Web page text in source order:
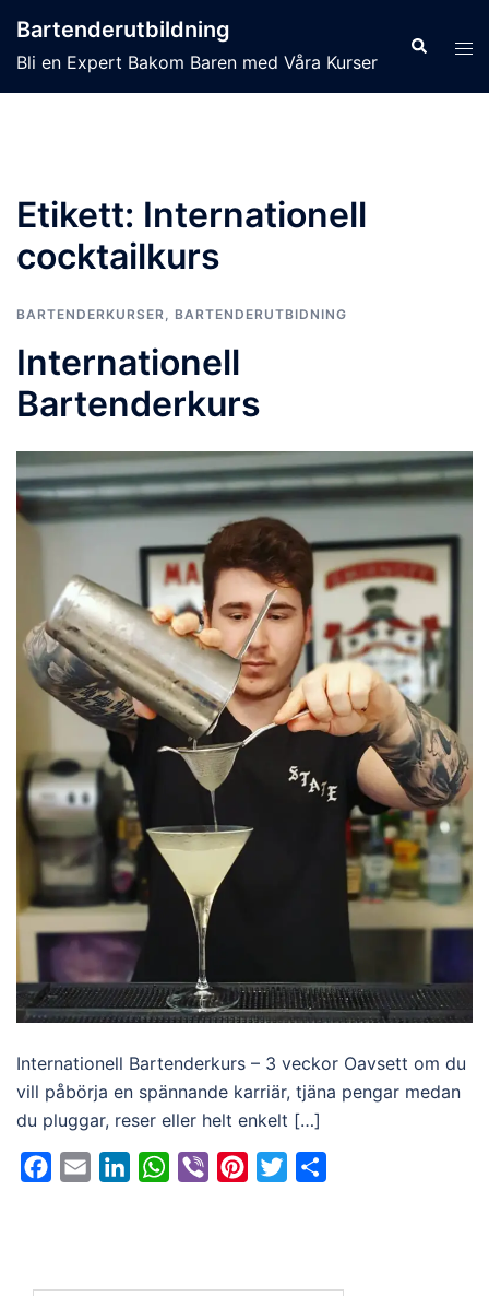
till
innehåll
Bartenderutbildning
Bli en Expert Bakom Baren med Våra Kurser
Sök
Slå
Etikett: Internationell
cocktailkurs
BARTENDERKURSER, BARTENDERUTBIDNING
Internationell
Bartenderkurs​
Internationell Bartenderkurs​ – 3 veckor Oavsett om du
vill påbörja en spännande karriär, tjäna pengar medan
du pluggar, reser eller helt enkelt […]
Facebook
Email LinkedInWhatsApp
Viber Pinterest
Twitter